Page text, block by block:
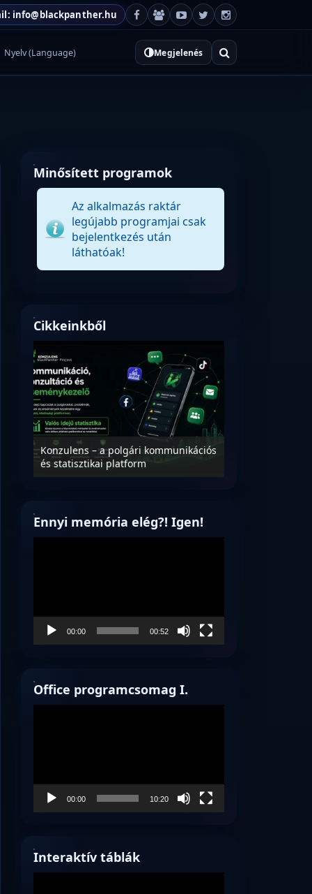
info@blackpanther.hu
Nyelv (Language) Megjelenés
Minősített programok
Az alkalmazás raktár
legújabb programjai csak
bejelentkezés után
láthatóak!
Cikkeinkből
Konzulens – a polgári kommunikációs
és statisztikai platform
Ennyi memória elég?! Igen!
00:00 00:52
Office programcsomag I.
00:00 10:20
Interaktív táblák